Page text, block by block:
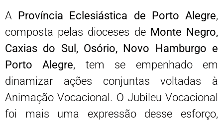
A Província Eclesiástica de Porto Alegre,
composta pelas dioceses de Monte Negro,
Caxias do Sul, Osório, Novo Hamburgo e
Porto Alegre, tem se empenhado em
dinamizar ações conjuntas voltadas à
Animação Vocacional. O Jubileu Vocacional
foi mais uma expressão desse esforço,